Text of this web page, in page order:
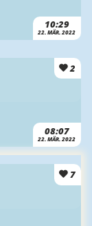
10:29
22. MÄR. 2022
2
08:07
22. MÄR. 2022
7